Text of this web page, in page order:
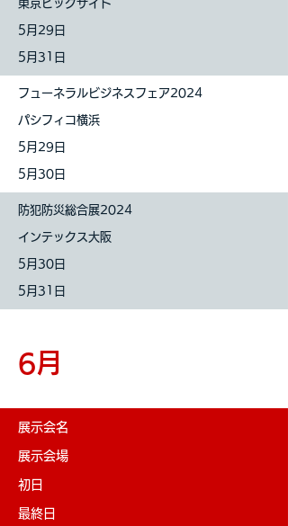
東京ビッグサイト
5月29 日
5月31 日
フューネラルビジネスフェア2024
パシフィコ横浜
5月29 日
5月30 日
防犯防災総合展2024
インテックス大阪
5月30 日
5月31 日
6月
展示会名
展示会場
初日
最終日